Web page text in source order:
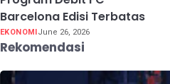
Barcelona Edisi Terbatas
EKONOMI June 26, 2026
Rekomendasi